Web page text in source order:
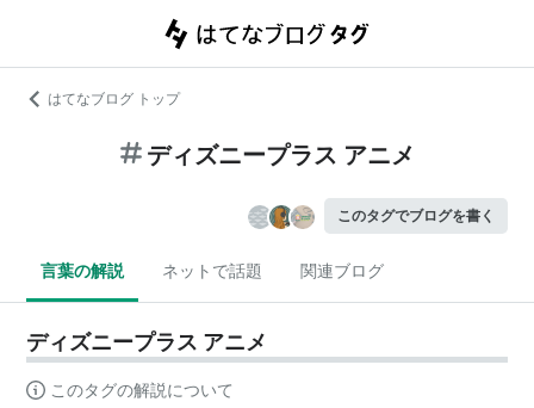
はてなブログ トップ
ディズニープラス アニメ
このタグでブログを書く
言葉の解説 ネットで話題 関連ブログ
ディズニープラス アニメ
このタグの解説について